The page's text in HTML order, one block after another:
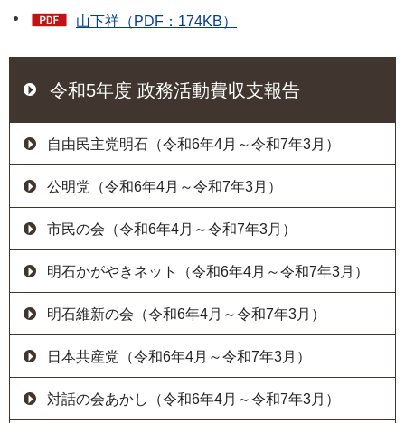
山下祥（PDF：174KB）
令和5年度 政務活動費収支報告
自由民主党明石（令和6年4月～令和7年3月）
公明党（令和6年4月～令和7年3月）
市民の会（令和6年4月～令和7年3月）
明石かがやきネット（令和6年4月～令和7年3月）
明石維新の会（令和6年4月～令和7年3月）
日本共産党（令和6年4月～令和7年3月）
対話の会あかし（令和6年4月～令和7年3月）